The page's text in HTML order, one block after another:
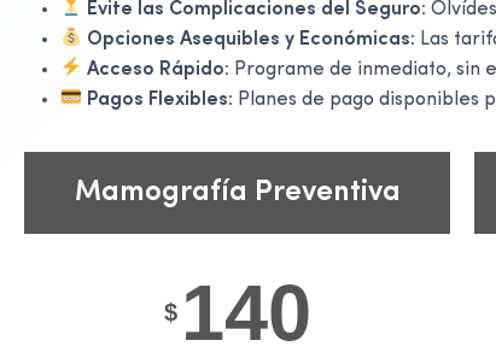
Evite las Complicaciones del Seguro:
Opciones Asequibles y Económicas: Las
Acceso Rápido: Programe de inmediato, sin
Pagos Flexibles: Planes de pago disponibles
Mamografía Preventiva
$ 140